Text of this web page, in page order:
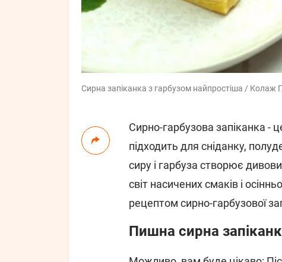
Сирна запіканка з гарбузом найпростіша / Колаж
Сирно-гарбузова запіканка -
підходить для сніданку,
сиру і гарбуза створює
світ насичених смаків і
рецептом сирно-гарбузової
Пишна сирна